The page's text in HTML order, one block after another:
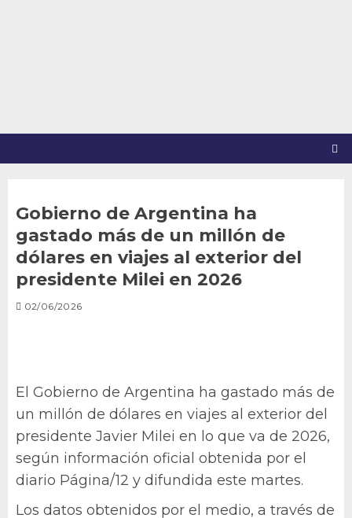
Gobierno de Argentina ha
gastado más de un millón de
dólares en viajes al exterior del
presidente Milei en 2026
02/06/2026
El Gobierno de Argentina ha gastado más de
un millón de dólares en viajes al exterior del
presidente Javier Milei en lo que va de 2026,
según información oficial obtenida por el
diario Página/12 y difundida este martes.
Los datos obtenidos por el medio, a través de